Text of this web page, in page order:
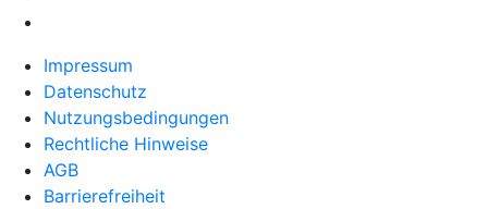
Impressum
Datenschutz
Nutzungsbedingungen
Rechtliche Hinweise
AGB
Barrierefreiheit